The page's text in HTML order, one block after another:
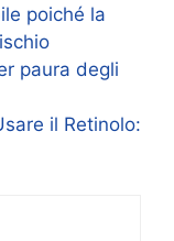
poiché la
paura degli
il Retinolo: